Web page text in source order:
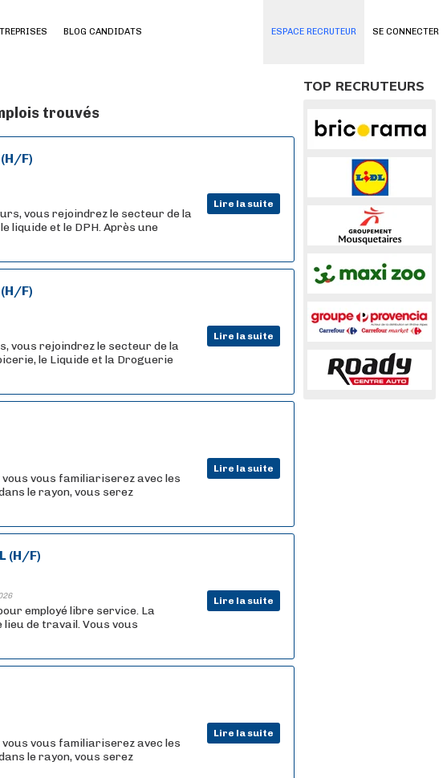
SE CONNECTER
BLOG CANDIDATS ESPACE RECRUTEUR
trouvés
F)
Lire la suite
vous rejoindrez le secteur de la
liquide et le DPH. Après une
F)
Lire la suite
vous rejoindrez le secteur de la
le Liquide et la Droguerie
Lire la suite
vous familiariserez avec les
le rayon, vous serez
(H/F)
Lire la suite
employé libre service. La
de travail. Vous vous
Lire la suite
vous familiariserez avec les
le rayon, vous serez
TOP RECRUTEURS